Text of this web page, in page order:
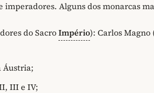
imperadores. Alguns dos monarcas
do SacroImpério): Carlos Magno
Áustria;
III e IV;